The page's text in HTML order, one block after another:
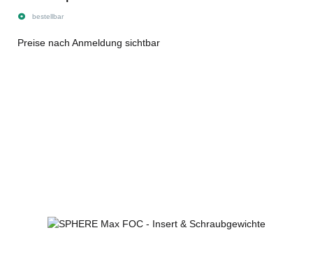
bestellbar
Preise nach Anmeldung sichtbar